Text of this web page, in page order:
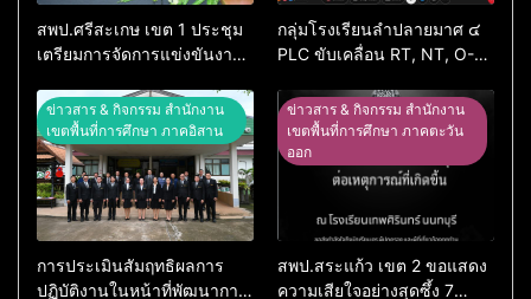
สพป.ศรีสะเกษ เขต 1 ประชุม
เตรียมการจัดการแข่งขันงาน
74 ปีการศึกษา 2569
กลุ่มโรงเรียนลำปลายมาศ ๔
PLC ขับเคลื่อน RT, NT, O-
ข่าวสาร & กิจกรรม สำนักงาน
เขตพื้นที่การศึกษา ภาคอิสาน
การประเมินสัมฤทธิผลการ
ปฏิบัติงานในหน้าที่พัฒนาการ
ข่าวสาร & กิจกรรม สำนักงาน
เขตพื้นที่การศึกษา ภาคตะวัน
ออก
สพป.สระแก้ว เขต 2 ขอแสดง
ความเสียใจอย่างสุดซึ้ง 7